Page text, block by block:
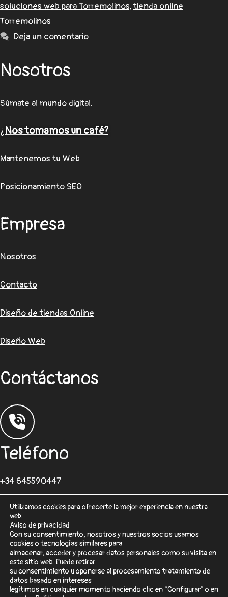
soluciones web para Torremolinos,tienda online
Torremolinos
Deja un comentario
Nosotros
Súmate al mundo digital.
¿Nos tomamos un café?
Mantenemos tu Web
Posicionamiento SEO
Empresa
Nosotros
Contacto
Diseño de tiendas Online
Diseño Web
Contáctanos
Teléfono
+34 645590447
Correo
desarrolloweb@sisformaticos.com
Utilizamos cookies para ofrecerte la mejor experiencia en nuestra
web.
Aviso de privacidad
Con su consentimiento, nosotros y nuestros socios usamos
cookies o tecnologías similares para
almacenar, acceder y procesar datos personales como su visita en
este sitio web. Puede retirar
su consentimiento u oponerse al procesamiento tratamiento de
datos basado en intereses
legítimos en cualquier momento haciendo clic en "Configurar" o en